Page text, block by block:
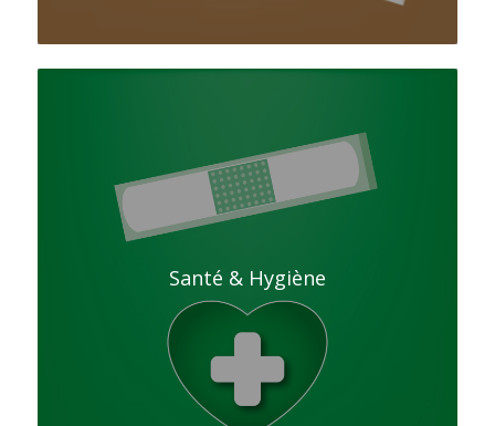
Santé & Hygiène